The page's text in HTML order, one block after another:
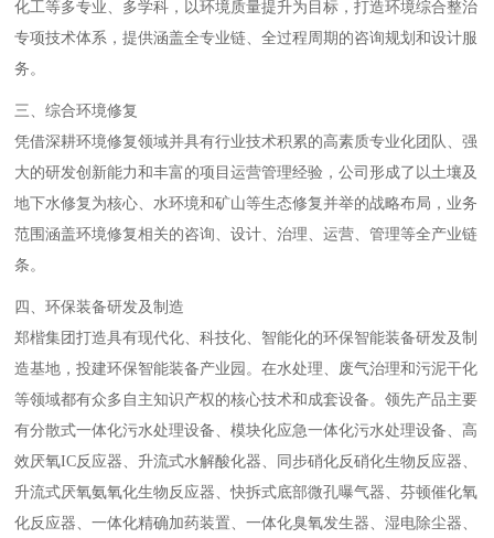
化工等多专业、多学科，以环境质量提升为目标，打造环境综合整治
专项技术体系，提供涵盖全专业链、全过程周期的咨询规划和设计服
务。
三、综合环境修复
凭借深耕环境修复领域并具有行业技术积累的高素质专业化团队、强
大的研发创新能力和丰富的项目运营管理经验，公司形成了以土壤及
地下水修复为核心、水环境和矿山等生态修复并举的战略布局，业务
范围涵盖环境修复相关的咨询、设计、治理、运营、管理等全产业链
条。
四、环保装备研发及制造
郑楷集团打造具有现代化、科技化、智能化的环保智能装备研发及制
造基地，投建环保智能装备产业园。在水处理、废气治理和污泥干化
等领域都有众多自主知识产权的核心技术和成套设备。领先产品主要
有分散式一体化污水处理设备、模块化应急一体化污水处理设备、高
效厌氧IC反应器、升流式水解酸化器、同步硝化反硝化生物反应器、
升流式厌氧氨氧化生物反应器、快拆式底部微孔曝气器、芬顿催化氧
化反应器、一体化精确加药装置、一体化臭氧发生器、湿电除尘器、